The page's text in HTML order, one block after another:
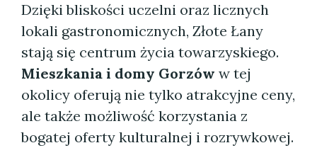
Dzięki bliskości uczelni oraz licznych
lokali gastronomicznych, Złote Łany
stają się centrum życia towarzyskiego.
Mieszkania i domy Gorzów w tej
okolicy oferują nie tylko atrakcyjne ceny,
ale także możliwość korzystania z
bogatej oferty kulturalnej i rozrywkowej.